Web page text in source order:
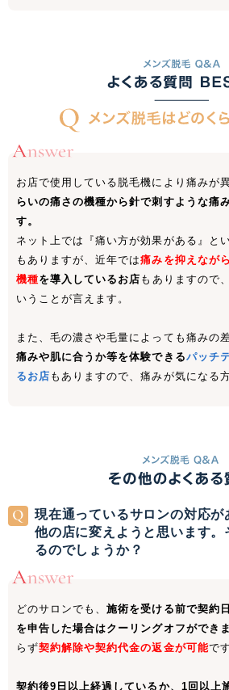
お店で使用している脱毛機により痛みが異
らいの痛さの機種から針で刺すような痛
す。
ネット上では『痛い方が効果がある』と
もありますが、近年では痛みを抑えなが
機種を導入しているお店 もありますので
いうことが言えます。
また、毛の濃さや毛量によっても痛みの
痛みや肌に合うか等を体験できるパッチ
るお店 もありますので、痛みが気になる
現在通っているサロンの対応
他の店に変えようと思います。
るのでしょうか？
どのサロンでも、施術を受ける前で契約
を申告した場合はクーリングオフができま
らず契約解除や契約代金の返金が可能で
契約後9日以上経過しているか、1回以上